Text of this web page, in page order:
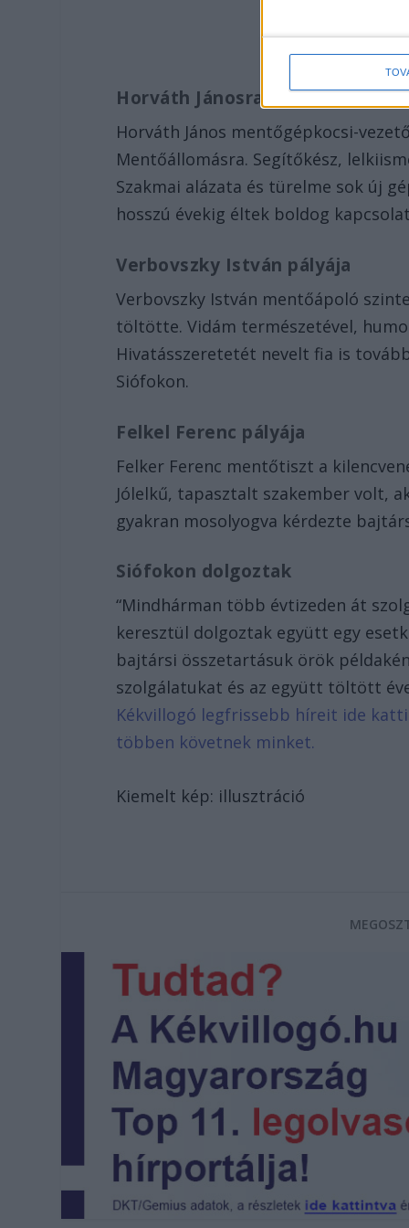
Horváth Jánosra pályája
Horváth János mentőgépkocsi-
Mentőállomásra. Segítőkész,
Szakmai alázata és türelme sok új
hosszú évekig éltek boldog
Verbovszky István pályája
Verbovszky István mentőápoló
töltötte. Vidám természetével,
Hivatásszeretetét nevelt fia is
Siófokon.
Felkel Ferenc pályája
Felker Ferenc mentőtiszt a
Jólelkű, tapasztalt szakember volt,
gyakran mosolyogva kérdezte
Siófokon dolgoztak
“Mindhárman több évtizeden át
keresztül dolgoztak együtt egy
bajtársi összetartásuk örök
szolgálatukat és az együtt töltött
Kékvillogó legfrissebb híreit ide
többen követnek minket.
Kiemelt kép: illusztráció